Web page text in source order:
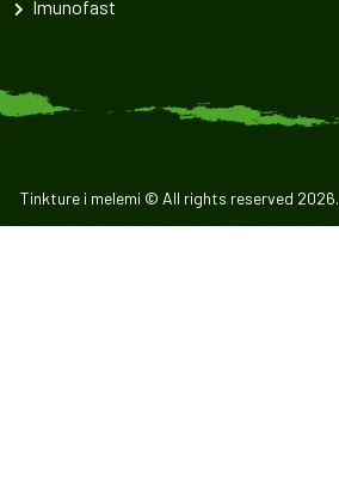
Imunofast
Tinkture i melemi © All rights reserved 2026.